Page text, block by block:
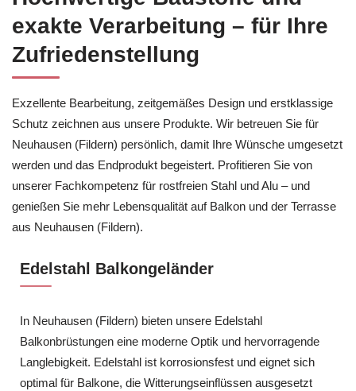
exakte Verarbeitung – für Ihre
Zufriedenstellung
Exzellente Bearbeitung, zeitgemäßes Design und erstklassige
Schutz zeichnen aus unsere Produkte. Wir betreuen Sie für
Neuhausen (Fildern) persönlich, damit Ihre Wünsche umgesetzt
werden und das Endprodukt begeistert. Profitieren Sie von
unserer Fachkompetenz für rostfreien Stahl und Alu – und
genießen Sie mehr Lebensqualität auf Balkon und der Terrasse
aus Neuhausen (Fildern).
Edelstahl Balkongeländer
In Neuhausen (Fildern) bieten unsere Edelstahl
Balkonbrüstungen eine moderne Optik und hervorragende
Langlebigkeit. Edelstahl ist korrosionsfest und eignet sich
optimal für Balkone, die Witterungseinflüssen ausgesetzt